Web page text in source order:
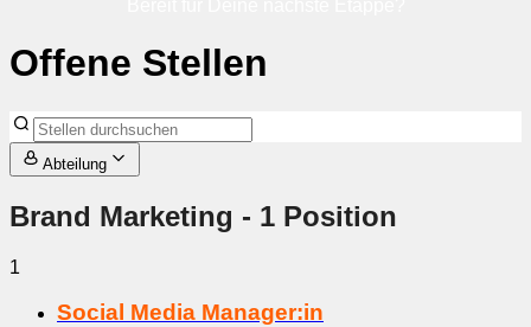
Offene Stellen
Abteilung
Brand Marketing - 1 Position
1
Social Media Manager:in